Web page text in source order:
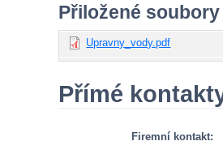
Přiložené soubory
Upravny_vody.pdf
Přímé
Firemní kontakt: